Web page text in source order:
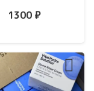
1300 ₽